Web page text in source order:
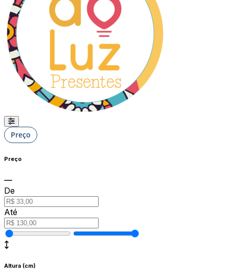
Preço
Preço
De
Até
Altura (cm)